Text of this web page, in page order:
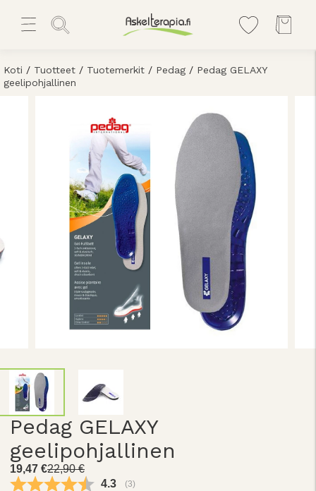
Koti / Tuotteet / Tuotemerkit / Pedag / Pedag GELAXY
geelipohjallinen
Pedag GELAXY
geelipohjallinen
19,47 €22,90 €
Keskimääräinen luokitus:
4.3 (äänet:
3)